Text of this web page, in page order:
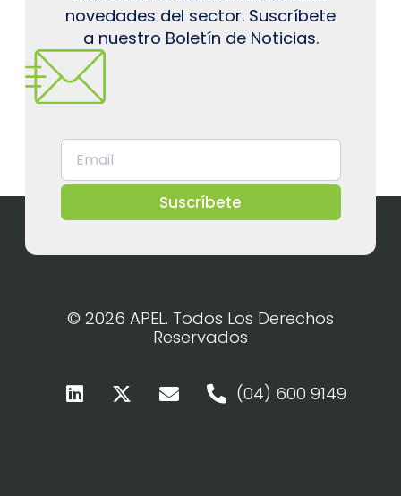
novedades del sector. Suscríbete
a nuestro Boletín de Noticias.
Suscríbete
© 2026 APEL. Todos Los Derechos
Reservados
(04) 600 9149